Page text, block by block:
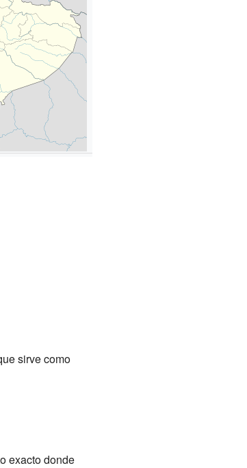
sirve como
exacto donde